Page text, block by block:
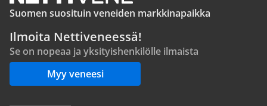
Suomen suosituin veneiden markkinapaikka
Ilmoita Nettiveneessä!
Se on nopeaa ja yksityishenkilölle ilmaista
Myy veneesi